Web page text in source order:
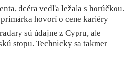
dcéra vedľa ležala s horúčkou.
hovorí o cene kariéry
sú údajne z Cypru, ale
stopu. Technicky sa takmer